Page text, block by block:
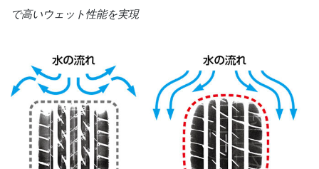
で高いウェット性能を実現